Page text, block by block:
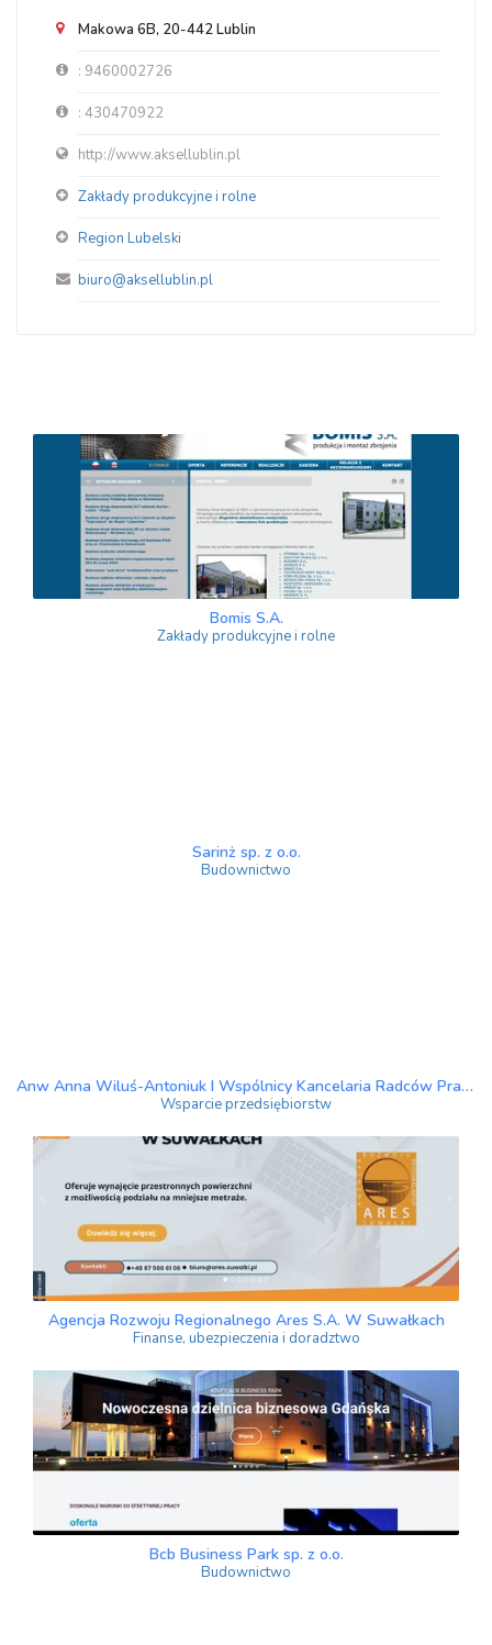
Makowa 6B, 20-442 Lublin
: 9460002726
: 430470922
http://www.aksellublin.pl
Zakłady produkcyjne i rolne
Region Lubelski
biuro@aksellublin.pl
Bomis S.A.
Zakłady produkcyjne i rolne
Sarinż sp. z o.o.
Budownictwo
Anw Anna Wiluś-Antoniuk I Wspólnicy Kancelaria Radców Prawnych sp.k.
Wsparcie przedsiębiorstw
Agencja Rozwoju Regionalnego Ares S.A. W Suwałkach
Finanse, ubezpieczenia i doradztwo
Bcb Business Park sp. z o.o.
Budownictwo